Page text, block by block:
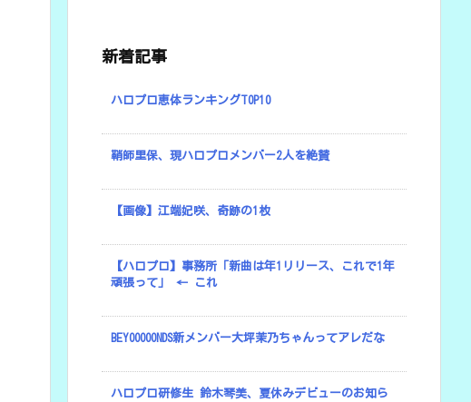
新着記事
ハロプロ恵体ランキングTOP10
鞘師里保、現ハロプロメンバー2人を絶賛
【画像】江端妃咲、奇跡の1枚
【ハロプロ】事務所「新曲は年1リリース、これで1年
頑張って」 ← これ
BEYOOOOONDS新メンバー大坪茉乃ちゃんってアレだな
ハロプロ研修生 鈴木琴美、夏休みデビューのお知ら